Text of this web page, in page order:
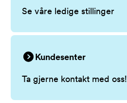
Se våre ledige stillinger
Kundesenter
Ta gjerne kontakt med oss!